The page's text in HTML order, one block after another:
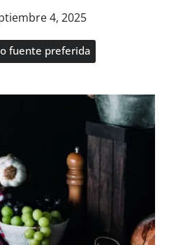
4, 2025
fuente preferida